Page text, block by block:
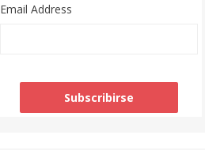
Email Address